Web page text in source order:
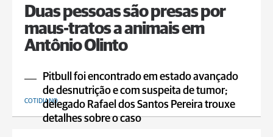
Duas pessoas são presas por
maus-tratos a animais em
Antônio Olinto
Pitbull foi encontrado em estado avançado
de desnutrição e com suspeita de tumor;
delegado Rafael dos Santos Pereira trouxe
detalhes sobre o caso
COTIDIANO